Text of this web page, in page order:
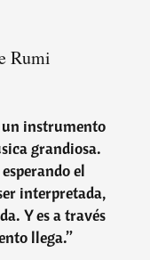
Rumi
un instrumento
grandiosa.
el
interpretada,
Y es a través
llega.”